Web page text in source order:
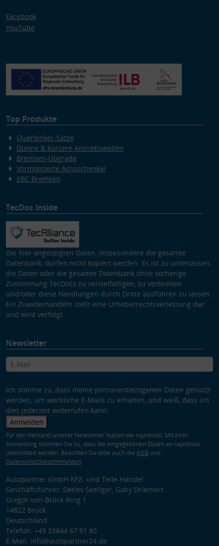
Facebook
YouTube
Top Produkte
Querlenker-Sätze
Dünne & kürzere Antriebswellen
Bremsen-Upgrade
Vormontierte Achsschenkel
EBC Bremsen
TecDoc Inside
Die hier angezeigten Daten, insbesondere die gesamte
Datenbank, dürfen nicht kopiert werden. Es ist zu unterlassen,
die Daten oder die gesamte Datenbank ohne vorherige
Zustimmung TecDocs zu vervielfältigen, zu verbreiten
und/oder diese Handlungen durch Dritte ausführen zu lassen.
Ein Zuwiderhandeln stellt eine Urheberrechtsverletzung dar
und wird verfolgt.
Newsletter
Ich stimme zu, dass meine personenbezogenen Daten genutzt
werden, um werbliche E-Mails zu erhalten, und weiß, dass ich
dies jederzeit widerrufen kann.
Anmelden
Für den Versand unserer Newsletter nutzen wir rapidmail. Mit Ihrer
Anmeldung stimmen Sie zu, dass die eingegebenen Daten an rapidmail
übermittelt werden. Beachten Sie bitte auch die AGB und
Datenschutzbestimmungen.
Autopartner GmbH KFZ- und Teile-Handel
Geschäftsführer: Detlev Seeliger, Gaby Driemert
Gregor-von-Brück-Ring 1
14822 Brück
Deutschland
Telefon: +49 33844 67 91 80
E-Mail: info@autopartner24.de